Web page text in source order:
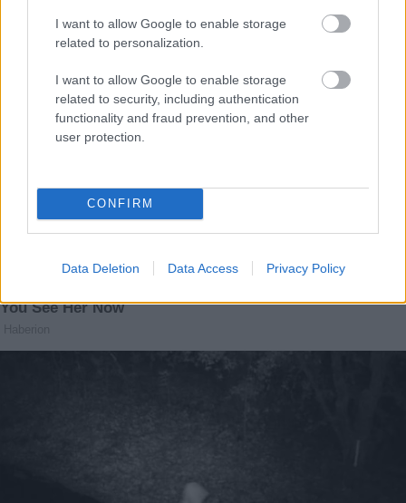
I want to allow Google to enable storage
related to personalization.
I want to allow Google to enable storage
related to security, including authentication
functionality and fraud prevention, and other
user protection.
CONFIRM
Data Deletion Data Access Privacy Policy